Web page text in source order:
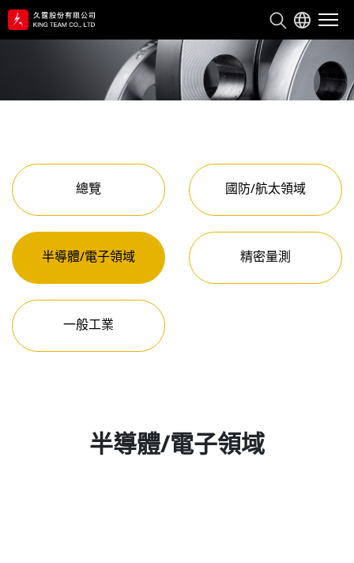
技術能力
聯絡我們
總覽 國防/航太領域
半導體/電子領域 精密量測
一般工業
半導體/電子領域